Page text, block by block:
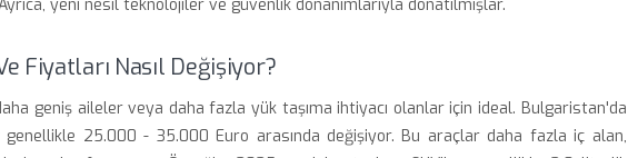
yeni nesil teknolojiler ve güvenlik donanımlarıyla donatılmışlar.
Fiyatları Nasıl Değişiyor?
geniş aileler veya daha fazla yük taşıma ihtiyacı olanlar için ideal. Bulgaristan'da
25.000 - 35.000 Euro arasında değişiyor. Bu araçlar daha fazla iç alan,